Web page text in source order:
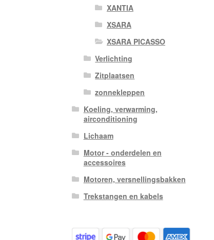
XANTIA
XSARA
XSARA PICASSO
Verlichting
Zitplaatsen
zonnekleppen
Koeling, verwarming,
airconditioning
Lichaam
Motor - onderdelen en
accessoires
Motoren, versnellingsbakken
Trekstangen en kabels